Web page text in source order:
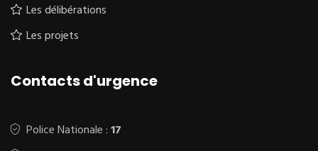
Les délibérations
Les projets
Contacts d'urgence
Police Nationale :17